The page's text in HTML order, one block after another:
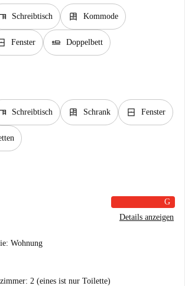
Schreibtisch dresser Kommode
Fenster airline_seat_flat Doppelbett
Schreibtisch dresser Schrank window_closed Fenster
G
Details anzeigen
Wohnung
2 (eines ist nur Toilette)